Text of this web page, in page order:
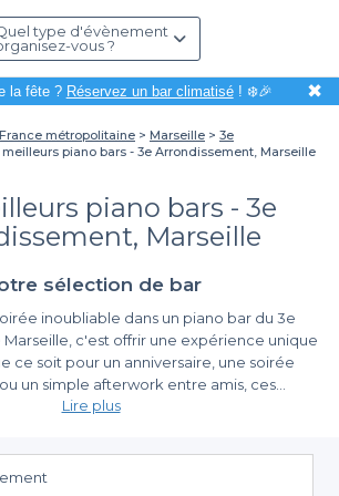
type d'évènement
vous ?
la fête ? Réservez un bar climatisé! ❄️🎉 ✖
métropolitaine Marseille
3e
meilleurs piano bars - 3e Arrondissement, Marseille
piano bars - 3e
Marseille
sélection de bar
inoubliable dans un piano bar du 3e
c'est offrir une expérience unique
ce soit pour un anniversaire, une soirée
un simple afterwork entre amis, ces
garantissent une ambiance conviviale et un
un moment de détente où le talent des
votre plaisir, tout en profitant des délicieuses
simplifiée avec Privateaser
votre événement dans un piano bar
Lire plus